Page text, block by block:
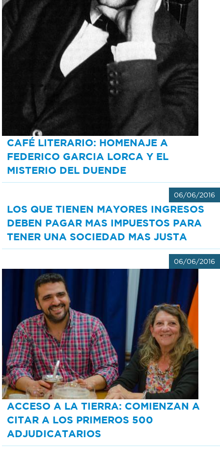
CAFÉ LITERARIO: HOMENAJE A
FEDERICO GARCIA LORCA Y EL
MISTERIO DEL DUENDE
06/06/2016
LOS QUE TIENEN MAYORES INGRESOS
DEBEN PAGAR MAS IMPUESTOS PARA
TENER UNA SOCIEDAD MAS JUSTA
06/06/2016
ACCESO A LA TIERRA: COMIENZAN A
CITAR A LOS PRIMEROS 500
ADJUDICATARIOS